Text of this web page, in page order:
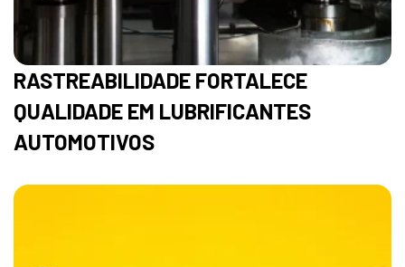
RASTREABILIDADE FORTALECE
QUALIDADE EM LUBRIFICANTES
AUTOMOTIVOS